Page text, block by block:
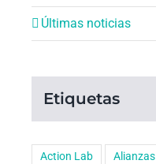
Últimas noticias
Etiquetas
Action Lab Alianzas